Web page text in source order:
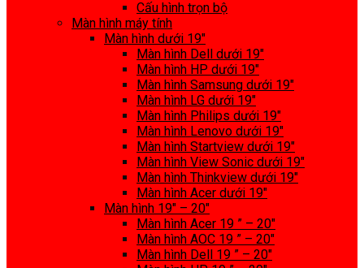
Cấu hình trọn bộ
Màn hình máy tính
Màn hình dưới 19″
Màn hình Dell dưới 19″
Màn hình HP dưới 19″
Màn hình Samsung dưới 19″
Màn hình LG dưới 19″
Màn hình Philips dưới 19″
Màn hình Lenovo dưới 19″
Màn hình Startview dưới 19″
Màn hình View Sonic dưới 19″
Màn hình Thinkview dưới 19″
Màn hình Acer dưới 19″
Màn hình 19″ – 20″
Màn hình Acer 19 ” – 20″
Màn hình AOC 19 ” – 20″
Màn hình Dell 19 ” – 20″